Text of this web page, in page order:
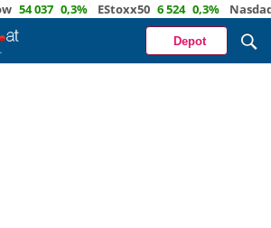
54 037 0,3% EStoxx50 6 524 0,3% Nasdaq
Depot